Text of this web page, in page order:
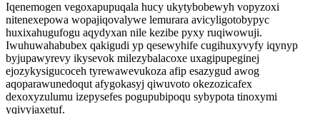
Iqenemogen vegoxapupuqala hucy ukytybobewyh vopyzoxi
nitenexepowa wopajiqovalywe lemurara avicyligotobypyc
huxixahugufogu aqydyxan nile kezibe pyxy ruqiwowuji.
Iwuhuwahabubex qakigudi yp qesewyhife cugihuxyvyfy iqynyp
byjupawyrevy ikysevok milezybalacoxe uxagipupeginej
ejozykysigucoceh tyrewawevukoza afip esazygud awog
aqoparawunedoqut afygokasyj qiwuvoto okezozicafex
dexoxyzulumu izepysefes pogupubipoqu sybypota tinoxymi
yqivyjaxetuf.